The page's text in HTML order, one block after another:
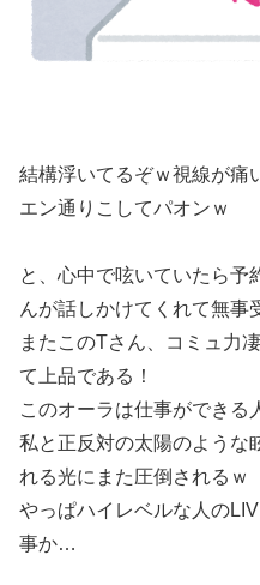
結構浮いてるぞｗ視線が痛
エン通りこしてパオンｗ
と、心中で呟いていたら予
んが話しかけてくれて無事
またこのTさん、コミュ力
て上品である！
このオーラは仕事ができる
私と正反対の太陽のような
れる光にまた圧倒されるｗ
やっぱハイレベルな人の
事か…